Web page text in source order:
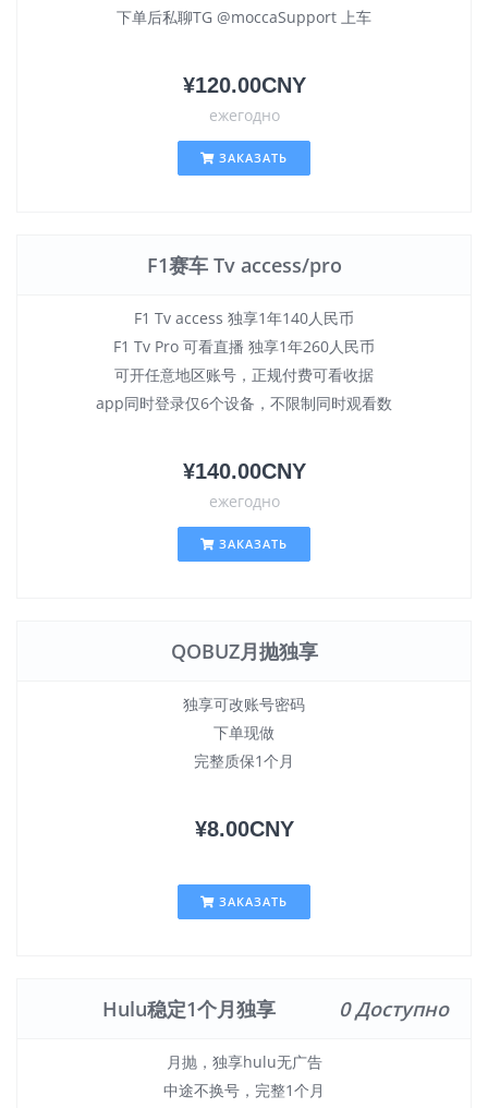
下单后私聊TG @moccaSupport 上车
¥120.00CNY
ежегодно
ЗАКАЗАТЬ
F1赛车 Tv access/pro
F1 Tv access 独享1年140人民币
F1 Tv Pro 可看直播 独享1年260人民币
可开任意地区账号，正规付费可看收据
app同时登录仅6个设备，不限制同时观看数
¥140.00CNY
ежегодно
ЗАКАЗАТЬ
QOBUZ月抛独享
独享可改账号密码
下单现做
完整质保1个月
¥8.00CNY
ЗАКАЗАТЬ
Hulu稳定1个月独享 0 Доступно
月抛，独享hulu无广告
中途不换号，完整1个月